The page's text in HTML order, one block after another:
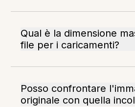
Qual è la dimensione
file per i caricamenti?
Posso confrontare
originale con quella